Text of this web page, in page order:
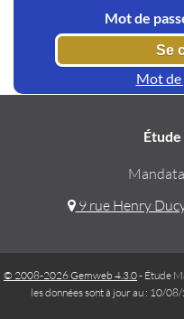
Mot de
Mot de
9 rue Henry
© 2008-2026 Gemweb 4.3.0- Étude
les données sont à jour au : 10/